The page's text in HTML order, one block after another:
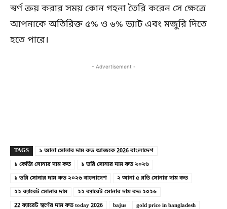
স্বর্ণ ক্রয় করার সময় কোন গহনা তৈরি করেন সে ক্ষেত্রে
আপনাকে অতিরিক্ত ৫% ও ৬% ভ্যাট এবং মজুরি দিতে
হতে পারে।
- Advertisement -
TAGS
১ আনা সোনার দাম কত আজকে 2026 বাংলাদেশ
১ কেজি সোনার দাম কত
১ ভরি সোনার দাম কত ২০২৬
১ ভরি সোনার দাম কত ২০২৬ বাংলাদেশ
২ আনা ৫ রতি সোনার দাম কত
২২ ক্যারেট সোনার দাম
২২ ক্যারেট সোনার দাম কত ২০২৬
22 ক্যারেট স্বর্ণের দাম কত today 2026
bajus
gold price in bangladesh